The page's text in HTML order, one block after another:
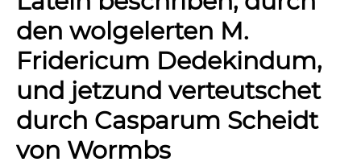
den wolgelerten M.
Fridericum Dedekindum,
und jetzund verteutschet
durch Casparum Scheidt
von Wormbs